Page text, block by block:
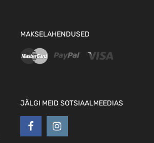
MAKSELAHENDUSED
JÄLGI MEID SOTSIAALMEEDIAS